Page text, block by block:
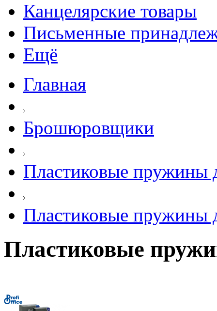
Канцелярские товары
Письменные
Ещё
Главная
Брошюровщики
Пластиковые пружины
Пластиковые пружины
Пластиковые